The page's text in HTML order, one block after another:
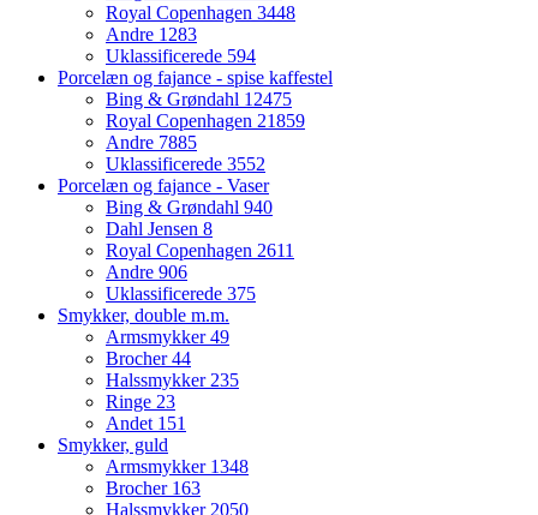
Royal Copenhagen 3448
Andre 1283
Uklassificerede 594
Porcelæn og fajance - spise kaffestel
Bing & Grøndahl 12475
Royal Copenhagen 21859
Andre 7885
Uklassificerede 3552
Porcelæn og fajance - Vaser
Bing & Grøndahl 940
Dahl Jensen 8
Royal Copenhagen 2611
Andre 906
Uklassificerede 375
Smykker, double m.m.
Armsmykker49
Brocher44
Halssmykker235
Ringe 23
Andet 151
Smykker, guld
Armsmykker 1348
Brocher 163
Halssmykker 2050